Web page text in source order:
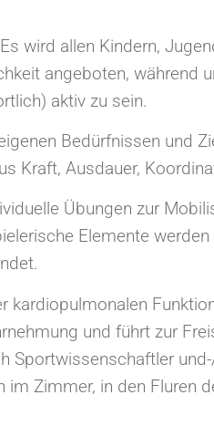
Es wird allen Kindern,
angeboten, während
aktiv zu sein.
Bedürfnissen und
Kraft, Ausdauer,
Übungen zur
Elemente
kardiopulmonalen
und führt zur
Sportwissenschaftler
Zimmer, in den Fluren